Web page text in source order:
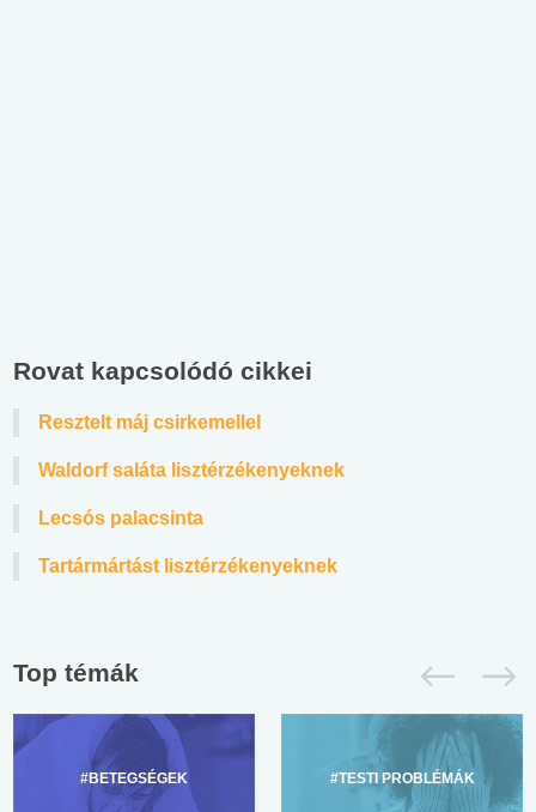
Rovat kapcsolódó cikkei
Resztelt máj csirkemellel
Waldorf saláta lisztérzékenyeknek
Lecsós palacsinta
Tartármártást lisztérzékenyeknek
Top témák
#BETEGSÉGEK #TESTI PROBLÉMÁK